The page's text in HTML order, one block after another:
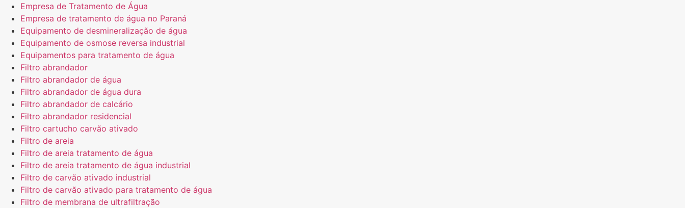
Empresa de Tratamento de Água
Empresa de tratamento de água no Paraná
Equipamento de desmineralização de água
Equipamento de osmose reversa industrial
Equipamentos para tratamento de água
Filtro abrandador
Filtro abrandador de água
Filtro abrandador de água dura
Filtro abrandador de calcário
Filtro abrandador residencial
Filtro cartucho carvão ativado
Filtro de areia
Filtro de areia tratamento de água
Filtro de areia tratamento de água industrial
Filtro de carvão ativado industrial
Filtro de carvão ativado para tratamento de água
Filtro de membrana de ultrafiltração